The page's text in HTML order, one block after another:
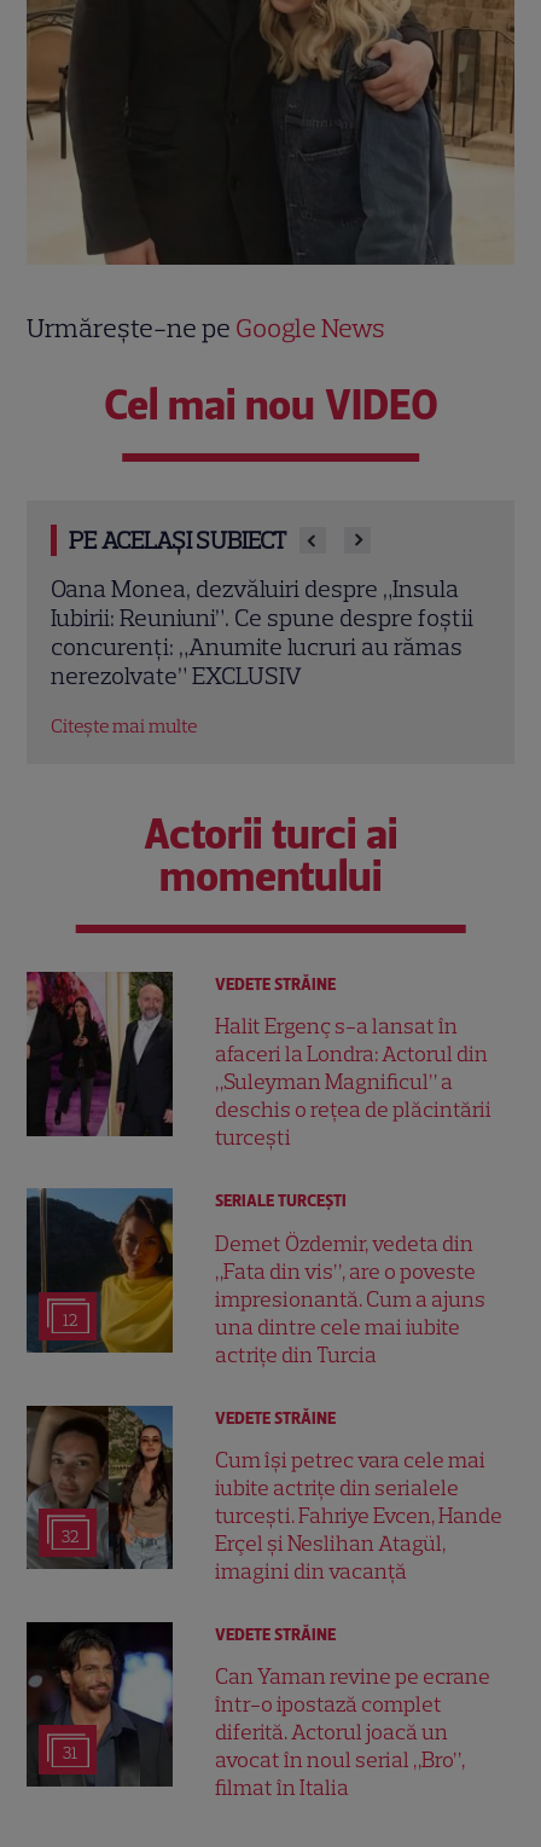
Urmărește-ne pe Google News
Cel mai nou VIDEO
PE ACELAȘI SUBIECT
Chef Orlando Zaharia și soția lui,
Mădălina, au împlinit 22 de ani de
căsnicie. Cum arătau în ziua nunții și
povestea lor de iubire
Citește mai multe
Actorii turci ai
momentului
VEDETE STRĂINE
Halit Ergenç s-a lansat în
afaceri la Londra: Actorul din
„Suleyman Magnificul” a
deschis o rețea de plăcintării
turcești
12
SERIALE TURCEŞTI
Demet Özdemir, vedeta din
„Fata din vis”, are o poveste
impresionantă. Cum a ajuns
una dintre cele mai iubite
actrițe din Turcia
32
VEDETE STRĂINE
Cum își petrec vara cele mai
iubite actrițe din serialele
turcești. Fahriye Evcen, Hande
Erçel și Neslihan Atagül,
imagini din vacanță
31
VEDETE STRĂINE
Can Yaman revine pe ecrane
într-o ipostază complet
diferită. Actorul joacă un
avocat în noul serial „Bro”,
filmat în Italia